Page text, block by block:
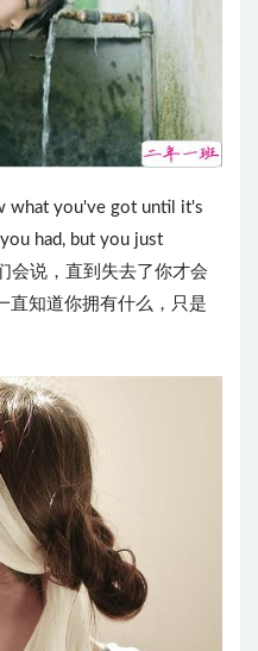
what you've got until it's
had, but you just
会说，直到失去了你才会
直知道你拥有什么，只是